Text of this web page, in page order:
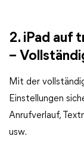
2. iPad auf
–
Mit der
Einstellungen
Anrufverlauf,
usw.